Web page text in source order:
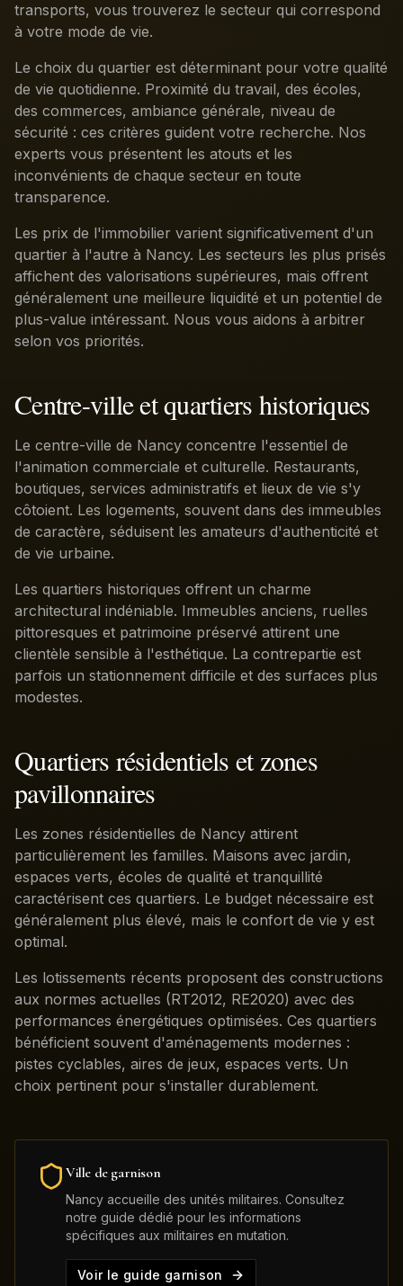
transports, vous trouverez le secteur qui correspond
à votre mode de vie.
Le choix du quartier est déterminant pour votre qualité
de vie quotidienne. Proximité du travail, des écoles,
des commerces, ambiance générale, niveau de
sécurité : ces critères guident votre recherche. Nos
experts vous présentent les atouts et les
inconvénients de chaque secteur en toute
transparence.
Les prix de l'immobilier varient significativement d'un
quartier à l'autre à Nancy. Les secteurs les plus prisés
affichent des valorisations supérieures, mais offrent
généralement une meilleure liquidité et un potentiel de
plus-value intéressant. Nous vous aidons à arbitrer
selon vos priorités.
Centre-ville et quartiers historiques
Le centre-ville de Nancy concentre l'essentiel de
l'animation commerciale et culturelle. Restaurants,
boutiques, services administratifs et lieux de vie s'y
côtoient. Les logements, souvent dans des immeubles
de caractère, séduisent les amateurs d'authenticité et
de vie urbaine.
Les quartiers historiques offrent un charme
architectural indéniable. Immeubles anciens, ruelles
pittoresques et patrimoine préservé attirent une
clientèle sensible à l'esthétique. La contrepartie est
parfois un stationnement difficile et des surfaces plus
modestes.
Quartiers résidentiels et zones
pavillonnaires
Les zones résidentielles de Nancy attirent
particulièrement les familles. Maisons avec jardin,
espaces verts, écoles de qualité et tranquillité
caractérisent ces quartiers. Le budget nécessaire est
généralement plus élevé, mais le confort de vie y est
optimal.
Les lotissements récents proposent des constructions
aux normes actuelles (RT2012, RE2020) avec des
performances énergétiques optimisées. Ces quartiers
bénéficient souvent d'aménagements modernes :
pistes cyclables, aires de jeux, espaces verts. Un
choix pertinent pour s'installer durablement.
Ville de garnison
Nancy accueille des unités militaires. Consultez
notre guide dédié pour les informations
spécifiques aux militaires en mutation.
Voir le guide garnison